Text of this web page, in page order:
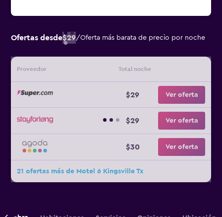
Ofertas desde$29/Oferta más barata de precio por noche
Proveedor Total noche
$29 Ver oferta
$29 Ver oferta
$30 Ver oferta
21 ofertas más de Motel 6 Kingsville Tx